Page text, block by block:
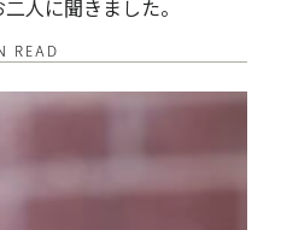
人に聞きました。
READ